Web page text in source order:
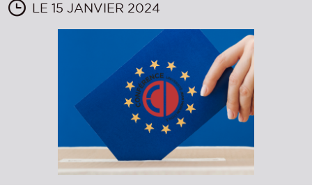
LE 15 JANVIER 2024